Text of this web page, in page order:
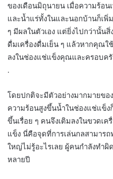
ของเดือนมิถุนายน เมื่อความร้อน
และน้ำแร่ทั้งในและนอกบ้านก็เพิ่
ๆ มีผลในตัวเอง แต่ยิ่งไปกว่านั้น
ดื่มเครื่องดื่มเย็น ๆ แล้วหากคุณใ
ลงในช่องแช่แข็งคุณและครอบค
.
โดยปกติจะมีตัวอย่างมากมายขอ
ความร้อนสูงขึ้นน้ำในช่องแช่แข็ง
ขึ้นเรื่อย ๆ คนจึงเติมลงในขวดเค
แข็ง นี่คือจุดที่การเล่นกลสามาร
ใหญ่ไม่รู้อะไรเลย ผู้คนกำลังทำผิ
หลายปี